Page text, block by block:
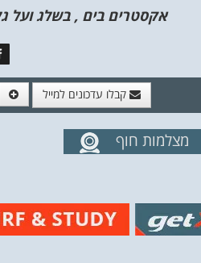
אקסטרים בים , בשלג ועל
קבלו עדכונים למייל
מצלמות חוף